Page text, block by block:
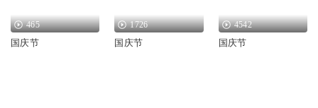
465
国庆节
1726
国庆节
4542
国庆节